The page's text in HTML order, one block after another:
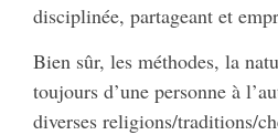
disciplinée, partageant et
Bien sûr, les méthodes, la
toujours d’une personne à
diverses religions/traditions/